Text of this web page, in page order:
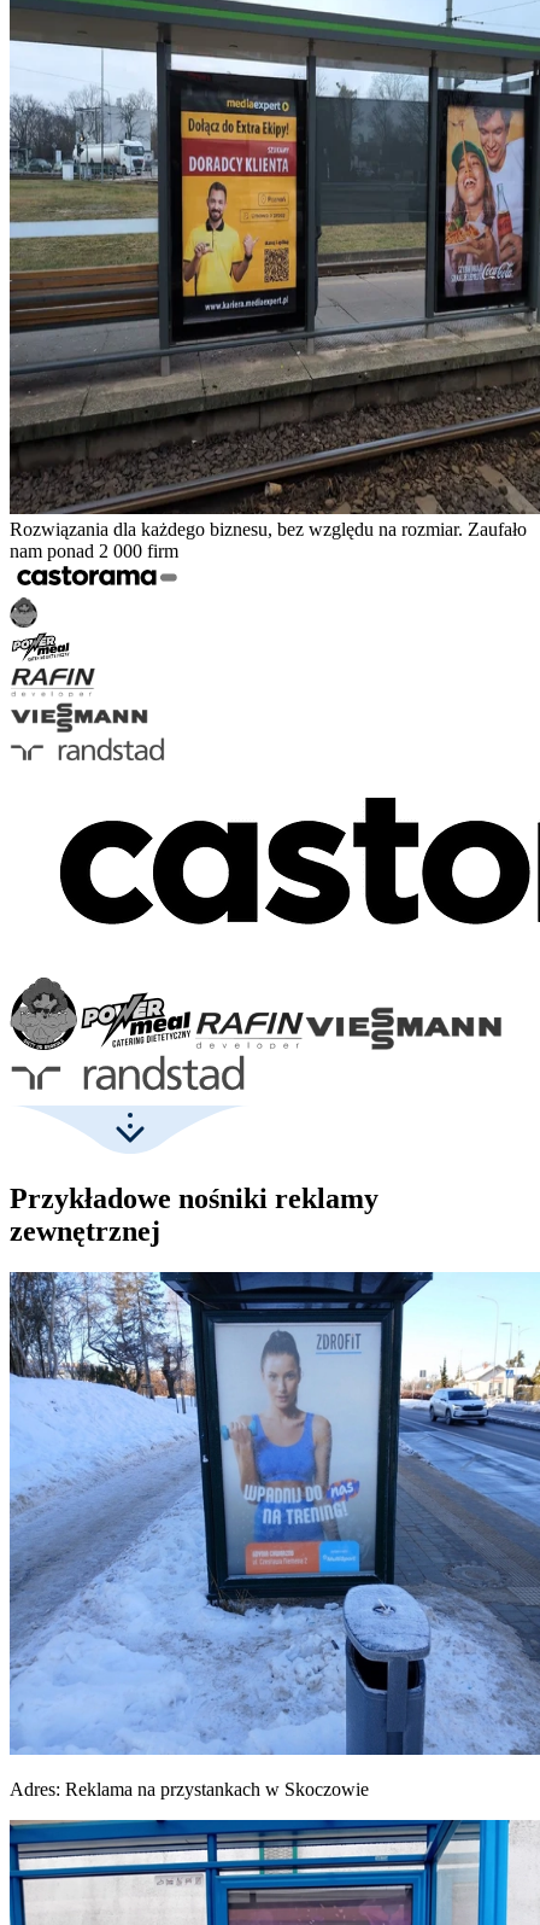
Rozwiązania dla każdego biznesu, bez względu na rozmiar. Zaufało
nam ponad 2 000 firm
Przykładowe nośniki reklamy
zewnętrznej
Adres: Reklama na przystankach w Skoczowie